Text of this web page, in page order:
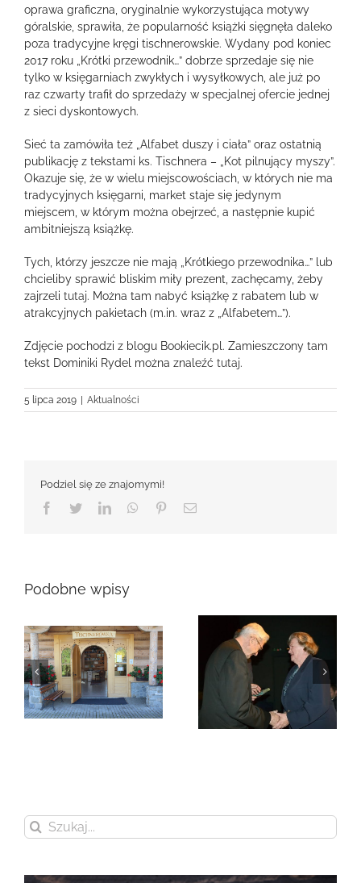
oprawa graficzna, oryginalnie wykorzystująca motywy
góralskie, sprawiła, że popularność książki sięgnęła daleko
poza tradycyjne kręgi tischnerowskie. Wydany pod koniec
2017 roku „Krótki przewodnik…” dobrze sprzedaje się nie
tylko w księgarniach zwykłych i wysyłkowych, ale już po
raz czwarty trafił do sprzedaży w specjalnej ofercie jednej
z sieci dyskontowych.
Sieć ta zamówiła też „Alfabet duszy i ciała” oraz ostatnią
publikację z tekstami ks. Tischnera – „Kot pilnujący myszy”.
Okazuje się, że w wielu miejscowościach, w których nie ma
tradycyjnych księgarni, market staje się jedynym
miejscem, w którym można obejrzeć, a następnie kupić
ambitniejszą książkę.
Tych, którzy jeszcze nie mają „Krótkiego przewodnika…” lub
chcieliby sprawić bliskim miły prezent, zachęcamy, żeby
zajrzeli tutaj. Można tam nabyć książkę z rabatem lub w
atrakcyjnych pakietach (m.in. wraz z „Alfabetem…”).
Zdjęcie pochodzi z blogu Bookiecik.pl. Zamieszczony tam
tekst Dominiki Rydel można znaleźć tutaj.
5 lipca 2019 Aktualności
Podziel się ze znajomymi!
Facebook
TwitterLinkedInWhatsApp
PinterestEmail
Podobne wpisy
Zmarła Genowefa
Sikora
Zmarła Wanda
Czubernatowa
Szukaj